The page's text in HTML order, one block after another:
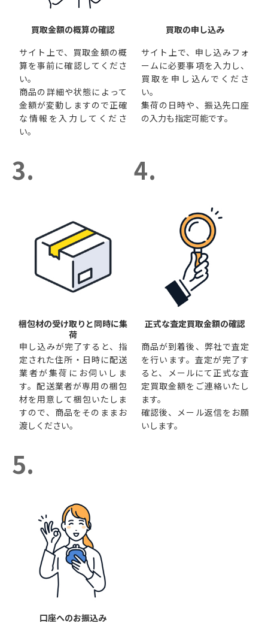
買取金額の概算の確認
サイト上で、買取金額の概
算を事前に確認してくださ
い。
商品の詳細や状態によって
金額が変動しますので正確
な情報を入力してくださ
い。
買取の申し込み
サイト上で、申し込みフォ
ームに必要事項を入力し、
買取を申し込んでくださ
い。
集荷の日時や、振込先口座
の入力も指定可能です。
3.
梱包材の受け取りと同時に集
荷
申し込みが完了すると、指
定された住所・日時に配送
業者が集荷にお伺いしま
す。配送業者が専用の梱包
材を用意して梱包いたしま
すので、商品をそのままお
渡しください。
4.
正式な査定買取金額の確認
商品が到着後、弊社で査定
を行います。査定が完了す
ると、メールにて正式な査
定買取金額をご連絡いたし
ます。
確認後、メール返信をお願
いします。
5.
口座へのお振込み